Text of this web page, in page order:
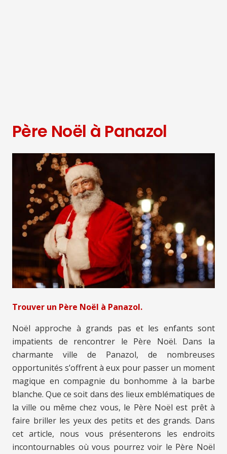
Père Noël à Panazol
Trouver un Père Noël à Panazol.
Noël approche à grands pas et les enfants sont
impatients de rencontrer le Père Noël. Dans la
charmante ville de Panazol, de nombreuses
opportunités s’offrent à eux pour passer un moment
magique en compagnie du bonhomme à la barbe
blanche. Que ce soit dans des lieux emblématiques de
la ville ou même chez vous, le Père Noël est prêt à
faire briller les yeux des petits et des grands. Dans
cet article, nous vous présenterons les endroits
incontournables où vous pourrez voir le Père Noël